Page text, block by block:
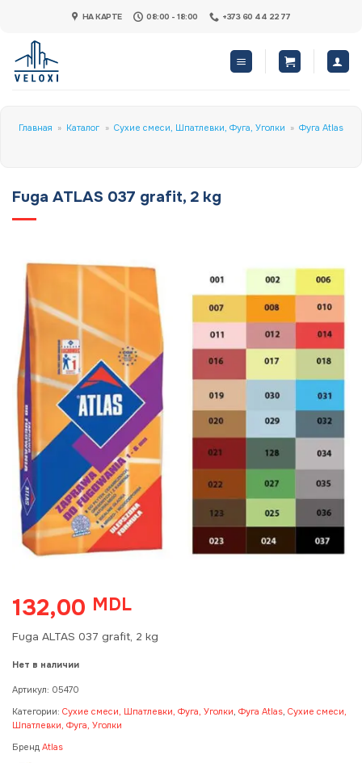
content
НА КАРТЕ 08:00 - 18:00 +373 60 44 22 77
Главная » Каталог » Сухие смеси, Шпатлевки, Фуга, Уголки » Фуга Atlas
Fuga ATLAS 037 grafit, 2 kg
132,00 MDL
Fuga ALTAS 037 grafit, 2 kg
Нет в наличии
Артикул: 05470
Категории: Сухие смеси, Шпатлевки, Фуга, Уголки, Фуга Atlas, Сухие смеси,
Шпатлевки, Фуга, Уголки
Бренд Atlas